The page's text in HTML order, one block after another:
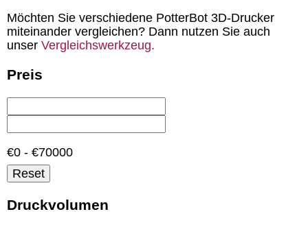
Möchten Sie verschiedene PotterBot 3D-Drucker
miteinander vergleichen? Dann nutzen Sie auch
unser Vergleichswerkzeug.
Preis
€0 - €70000
Reset
Druckvolumen